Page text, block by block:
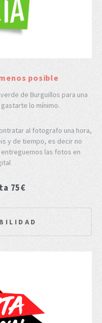
posible
de Burguillos para una
lo mínimo.
al fotografo una hora,
y de tiempo, es decir no
las fotos en
75€